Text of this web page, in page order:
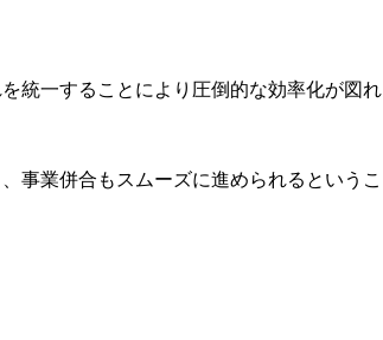
統一することにより圧倒的な効率化が図れ
事業併合もスムーズに進められるというこ